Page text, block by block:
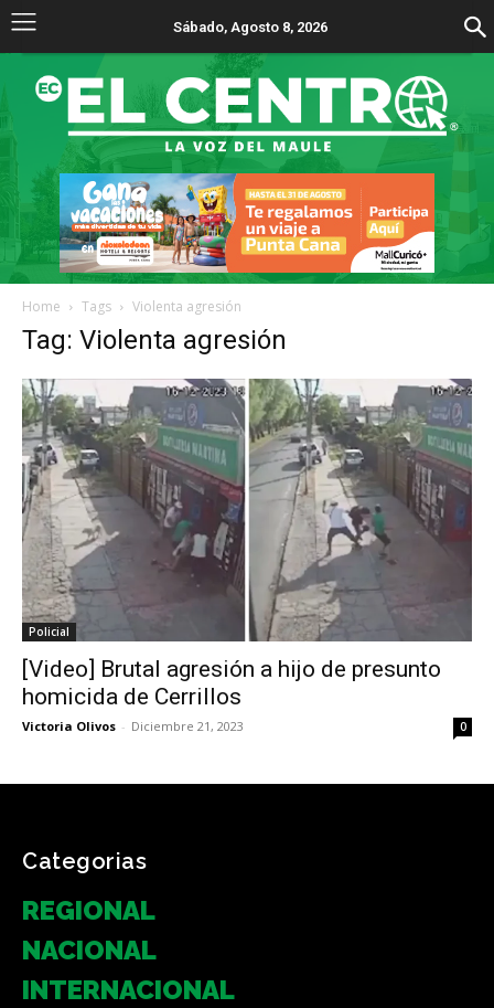
Sábado, Agosto 8, 2026
Home Tags Violenta agresión
Tag: Violenta agresión
Policial
[Video] Brutal agresión a hijo de presunto
homicida de Cerrillos
Victoria Olivos - Diciembre 21, 2023 0
Categorias
REGIONAL
NACIONAL
INTERNACIONAL